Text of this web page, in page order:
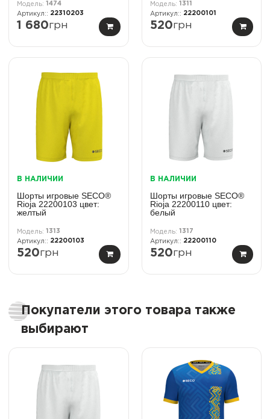
1474
22310203
1 680грн
1311
22200101
520грн
В НАЛИЧИИ
Шорты игровые SECO®
Rioja 22200103 цвет:
желтый
1313
22200103
520грн
В НАЛИЧИИ
Шорты игровые SECO®
Rioja 22200110 цвет:
белый
1317
22200110
520грн
Покупатели этого товара также
выбирают